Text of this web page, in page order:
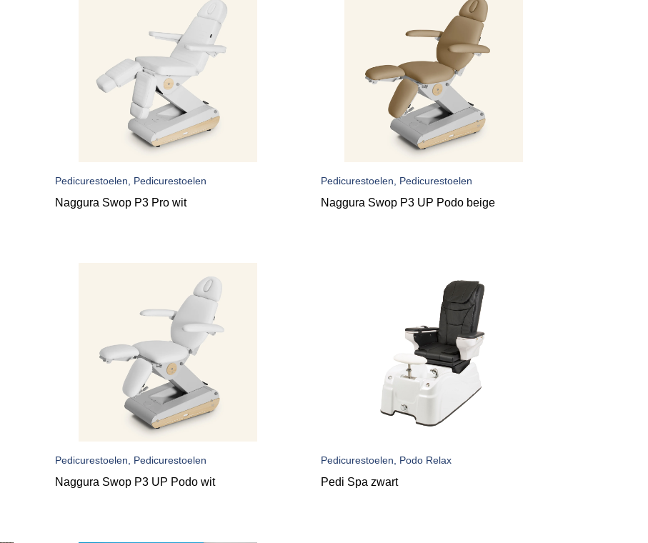
Pedicurestoelen, Pedicurestoelen
Naggura Swop P3 Pro wit
Pedicurestoelen, Pedicurestoelen
Naggura Swop P3 UP Podo beige
Pedicurestoelen, Pedicurestoelen
Naggura Swop P3 UP Podo wit
Pedicurestoelen, Podo Relax
Pedi Spa zwart